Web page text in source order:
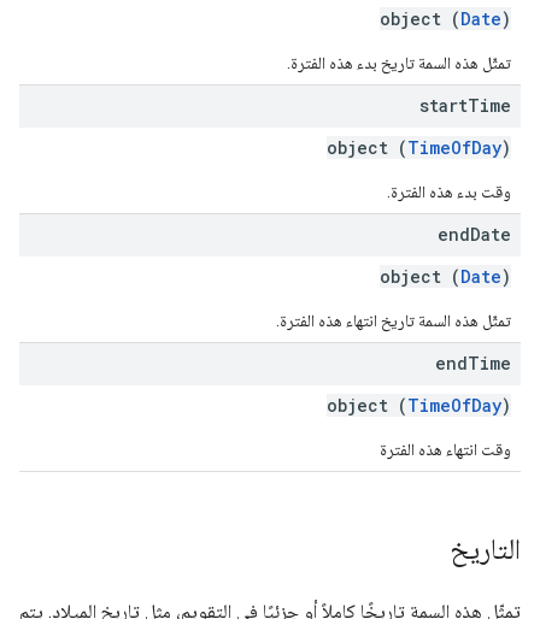
object (Date)
تمثّل هذه السمة تاريخ بدء هذه الفترة.
startTime
object (TimeOfDay)
وقت بدء هذه الفترة.
endDate
object (Date)
تمثّل هذه السمة تاريخ انتهاء هذه الفترة.
endTime
object (TimeOfDay)
وقت انتهاء هذه الفترة
التاريخ
تمثّل هذه السمة تاريخًا كاملاً أو جزئيًا في التقويم، مثل تاريخ الميلاد. يتم